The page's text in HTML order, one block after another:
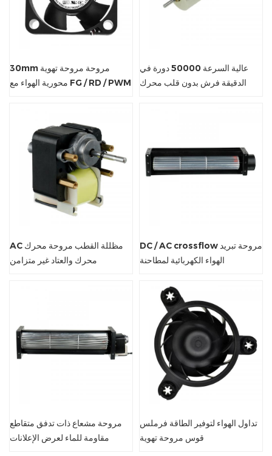
30mm مروحة مروحة تهوية
محورية الهواء مع FG / RD / PWM
عالية السرعة 50000 دورة في
الدقيقة فرش بدون قلب محرك
AC مظللة القطب مروحة محرك
محرك والعتاد غير متزامن
DC / AC crossflow مروحة تبريد
الهواء الكهربائية لمطاحنة
مروحة مشعاع ذات تدفق متقاطع
مقاومة للماء لعرض الإعلانات
تداول الهواء لتوفير الطاقة فرملس
قوس مروحة تهوية